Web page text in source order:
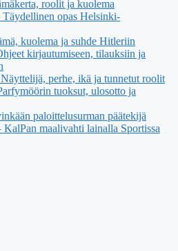
roolit ja kuolema
Täydellinen opas Helsinki-
kuolema ja suhde Hitleriin
kirjautumiseen, tilauksiin ja
perhe, ikä ja tunnetut roolit
tuoksut, ulosotto ja
paloittelusurman päätekijä
maalivahti lainalla Sportissa